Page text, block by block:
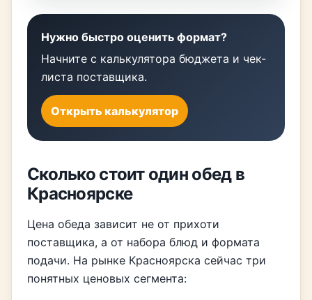
Нужно быстро оценить формат?
Начните с калькулятора бюджета и чек-
листа поставщика.
Открыть калькулятор
Сколько стоит один обед в
Красноярске
Цена обеда зависит не от прихоти
поставщика, а от набора блюд и формата
подачи. На рынке Красноярска сейчас три
понятных ценовых сегмента: